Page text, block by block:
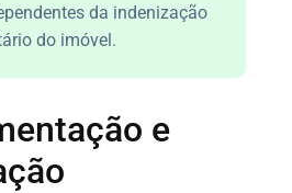
da indenização
do imóvel.
e